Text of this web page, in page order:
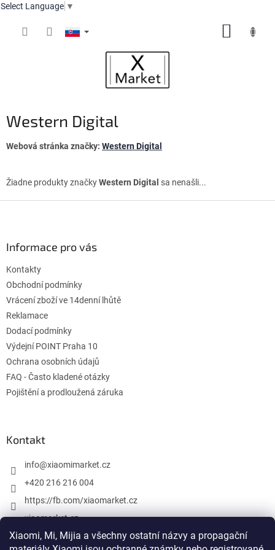
Select Language ▼
Xiaomi, Mi, Mijia a všechny ostatní názvy a propagační
Western Digital
Webová stránka značky: Western Digital
Žiadne produkty značkyWestern Digital sa nenašli...
Informace pro vás
Kontakty
Obchodní podmínky
Vrácení zboží ve 14denní lhůtě
Reklamace
Dodací podmínky
Výdejní POINT Praha 10
Ochrana osobních údajů
FAQ - Často kladené otázky
Pojištění a prodloužená záruka
Kontakt
info@xiaomimarket.cz
+420 216 216 004
https://fb.com/xiaomarket.cz
xiaomarket.cz